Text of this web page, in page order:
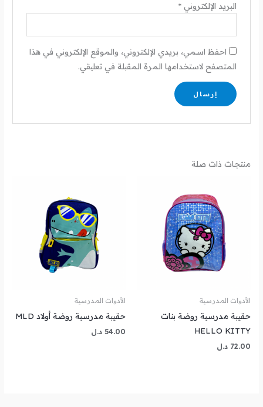
البريد الإلكتروني *
احفظ اسمي، بريدي الإلكتروني، والموقع الإلكتروني في هذا
المتصفح لاستخدامها المرة المقبلة في تعليقي.
منتجات ذات صلة
الأدوات المدرسية
حقيبة مدرسية روضة بنات
HELLO KITTY
72.00 د.ل
الأدوات المدرسية
حقيبة مدرسية روضة أولاد MLD
54.00 د.ل